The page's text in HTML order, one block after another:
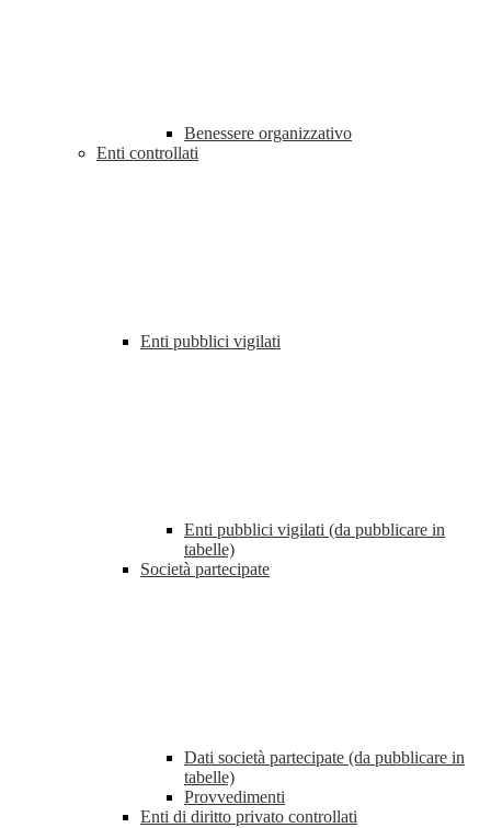
Benessere organizzativo
Enti controllati
Enti pubblici vigilati
Enti pubblici vigilati (da pubblicare in
tabelle)
Società partecipate
Dati società partecipate (da pubblicare in
tabelle)
Provvedimenti
Enti di diritto privato controllati